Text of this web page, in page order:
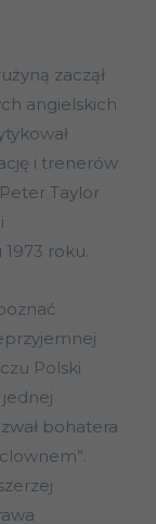
zaczął
angielskich
i trenerów
Taylor
roku.
Polski
bohatera